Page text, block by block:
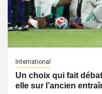
International
Un choix qui fait
elle sur l’ancien